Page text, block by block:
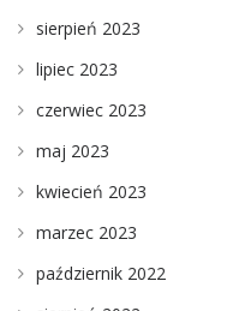
sierpień 2023
lipiec 2023
czerwiec 2023
maj 2023
kwiecień 2023
marzec 2023
październik 2022